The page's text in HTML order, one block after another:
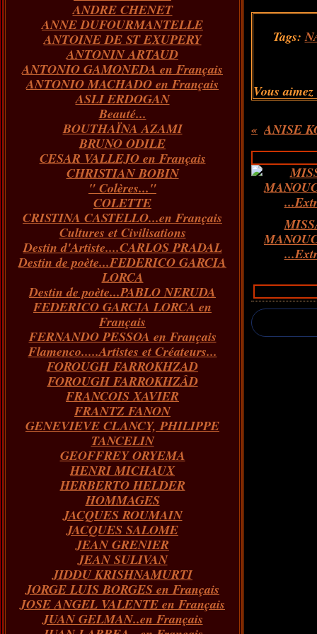
Janvier(60)
Février(68)
Janvier(86)
Mars(65)
Février(70)
Janvier(66)
Avril(76)
Mars(66)
Février(67)
Janvier(73)
Mai(82)
Avril(62)
Mars(66)
Février(55)
Janvier(43)
Juin(84)
Mai(89)
Avril(59)
Mars(73)
Février(54)
Janvier(51)
Juillet(72)
Juin(65)
Mai(97)
Avril(73)
Mars(100)
Février(146)
Janvier(124)
Août(40)
Juillet(31)
Juin(26)
ANDRE CHENET
ANNE DUFOURMANTELLE
ANTOINE DE ST EXUPERY
ANTONIN ARTAUD
ANTONIO GAMONEDA en Français
ANTONIO MACHADO en Français
ASLI ERDOGAN
Beauté...
BOUTHAÏNA AZAMI
BRUNO ODILE
CESAR VALLEJO en Français
CHRISTIAN BOBIN
" Colères..."
COLETTE
CRISTINA CASTELLO...en Français
Cultures et Civilisations
Destin d'Artiste....CARLOS PRADAL
Destin de poète...FEDERICO GARCIA
LORCA
Destin de poète...PABLO NERUDA
FEDERICO GARCIA LORCA en
Français
FERNANDO PESSOA en Français
Flamenco.....Artistes et Créateurs...
FOROUGH FARROKHZAD
FOROUGH FARROKHZÂD
FRANCOIS XAVIER
FRANTZ FANON
GENEVIEVE CLANCY, PHILIPPE
TANCELIN
GEOFFREY ORYEMA
HENRI MICHAUX
HERBERTO HELDER
HOMMAGES
JACQUES ROUMAIN
JACQUES SALOME
JEAN GRENIER
JEAN SULIVAN
JIDDU KRISHNAMURTI
JORGE LUIS BORGES en Français
JOSE ANGEL VALENTE en Français
JUAN GELMAN..en Français
Tags:
Vous aimez
ANISE